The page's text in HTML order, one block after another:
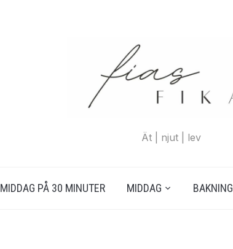
Ät | njut | lev
MIDDAG PÅ 30 MINUTER MIDDAG BAKNING